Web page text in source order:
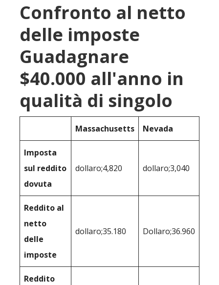
Confronto al netto
delle imposte
Guadagnare
$40.000 all'anno in
qualità di singolo
Massachusetts Nevada
Imposta
sul reddito
dovuta
dollaro;4,820 dollaro;3,040
Reddito al
netto
delle
imposte
dollaro;35.180 Dollaro;36.960
Reddito